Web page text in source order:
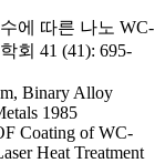
에 따른 나노 WC-
회 41 (41): 695-
Binary Alloy
1985
Coating of WC-
Heat Treatment